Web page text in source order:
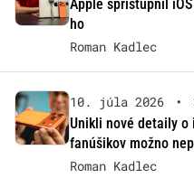
Apple sprístupnil
ho
Roman Kadlec
10. júla 2026 •
Unikli nové detaily o
fanúšikov možno
Roman Kadlec